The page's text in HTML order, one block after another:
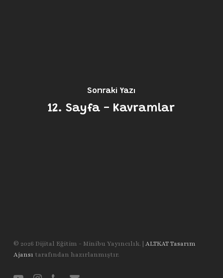
Sonraki Yazı
12. Sayfa - Kavramlar
© 2026 Dijital Eğitim - Minibu Yayıncılık. | ALTKAT Tasarım
Ajansı tarafından hazırlanmıştır.